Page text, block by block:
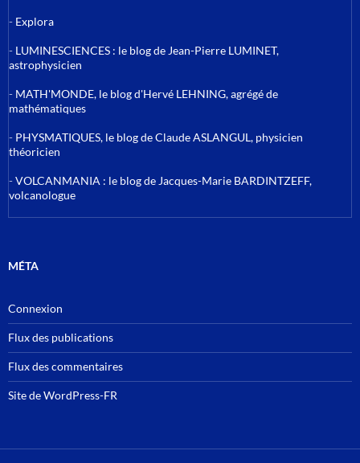
- Explora
- LUMINESCIENCES : le blog de Jean-Pierre LUMINET,
astrophysicien
- MATH'MONDE, le blog d'Hervé LEHNING, agrégé de
mathématiques
- PHYSMATIQUES, le blog de Claude ASLANGUL, physicien
théoricien
-VOLCANMANIA : le blog de Jacques-Marie BARDINTZEFF,
volcanologue
MÉTA
Connexion
Flux des publications
Flux des commentaires
Site de WordPress-FR